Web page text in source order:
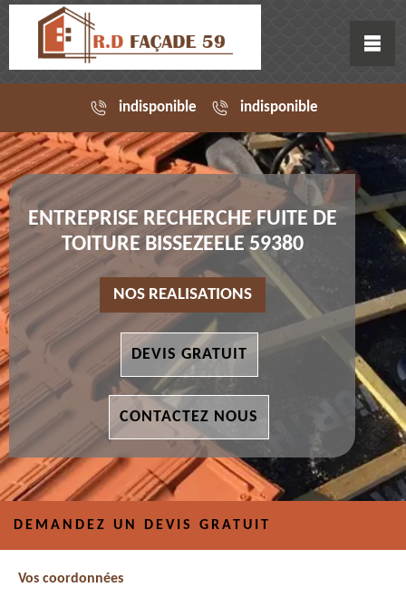
indisponible indisponible
ENTREPRISE RECHERCHE FUITE DE
TOITURE BISSEZEELE 59380
NOS REALISATIONS
DEVIS GRATUIT
CONTACTEZ NOUS
DEMANDEZ UN DEVIS GRATUIT
Vos coordonnées